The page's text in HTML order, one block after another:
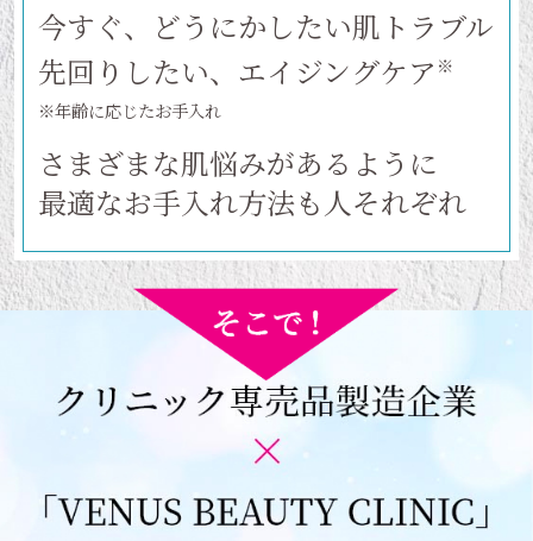
今すぐ、どうにかしたい肌トラブル
先回りしたい、エイジングケア ※
※年齢に応じたお手入れ
さまざまな肌悩みがあるように
最適なお手入れ方法も人それぞれ